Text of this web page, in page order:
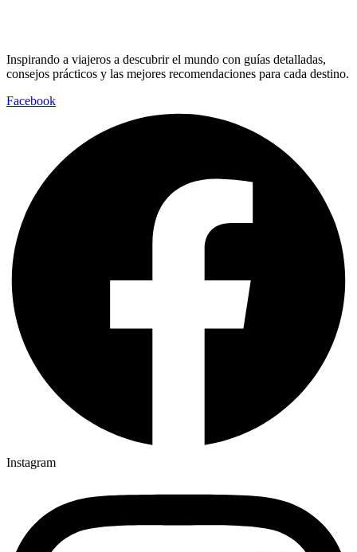
Inspirando a viajeros a descubrir el mundo con guías detalladas,
consejos prácticos y las mejores recomendaciones para cada destino.
Facebook
Instagram